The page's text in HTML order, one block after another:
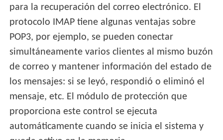
para la recuperación del correo electrónico. El
protocolo IMAP tiene algunas ventajas sobre
POP3, por ejemplo, se pueden conectar
simultáneamente varios clientes al mismo buzón
de correo y mantener información del estado de
los mensajes: si se leyó, respondió o eliminó el
mensaje, etc. El módulo de protección que
proporciona este control se ejecuta
automáticamente cuando se inicia el sistema y